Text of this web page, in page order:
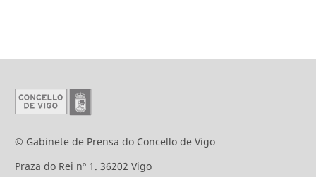
© Gabinete de Prensa do Concello de Vigo
Praza do Rei nº 1. 36202 Vigo